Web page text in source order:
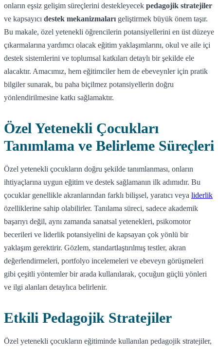
onların eşsiz gelişim süreçlerini destekleyecek pedagojik stratejiler
ve kapsayıcı destek mekanizmaları geliştirmek büyük önem taşır.
Bu makale, özel yetenekli öğrencilerin potansiyellerini en üst düzeye
çıkarmalarına yardımcı olacak eğitim yaklaşımlarını, okul ve aile içi
destek sistemlerini ve toplumsal katkıları detaylı bir şekilde ele
alacaktır. Amacımız, hem eğitimciler hem de ebeveynler için pratik
bilgiler sunarak, bu paha biçilmez potansiyellerin doğru
yönlendirilmesine katkı sağlamaktır.
Özel Yetenekli Çocukları
Tanımlama ve Belirleme Süreçleri
Özel yetenekli çocukların doğru şekilde tanımlanması, onların
ihtiyaçlarına uygun eğitim ve destek sağlamanın ilk adımıdır. Bu
çocuklar genellikle akranlarından farklı bilişsel, yaratıcı veya liderlik
özelliklerine sahip olabilirler. Tanılama süreci, sadece akademik
başarıyı değil, aynı zamanda sanatsal yetenekleri, psikomotor
becerileri ve liderlik potansiyelini de kapsayan çok yönlü bir
yaklaşım gerektirir. Gözlem, standartlaştırılmış testler, akran
değerlendirmeleri, portfolyo incelemeleri ve ebeveyn görüşmeleri
gibi çeşitli yöntemler bir arada kullanılarak, çocuğun güçlü yönleri
ve ilgi alanları detaylıca belirlenir.
Etkili Pedagojik Stratejiler
Özel yetenekli çocukların eğitiminde kullanılan pedagojik stratejiler,